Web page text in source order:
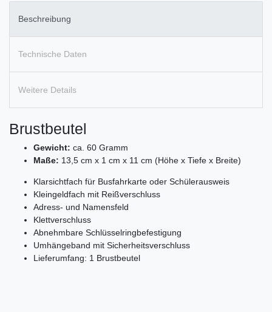
Beschreibung
Technische Daten
Weitere Details
Brustbeutel
Gewicht: ca. 60 Gramm
Maße: 13,5 cm x 1 cm x 11 cm (Höhe x Tiefe x Breite)
Klarsichtfach für Busfahrkarte oder Schülerausweis
Kleingeldfach mit Reißverschluss
Adress- und Namensfeld
Klettverschluss
Abnehmbare Schlüsselringbefestigung
Umhängeband mit Sicherheitsverschluss
Lieferumfang: 1 Brustbeutel